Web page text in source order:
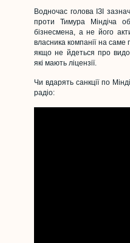
Водночас голова ІЗІ
проти Тимура Міндіча
бізнесмена, а не його
власника компанії на
якщо не йдеться про
які мають ліцензії.
Чи вдарять санкції по
радіо: